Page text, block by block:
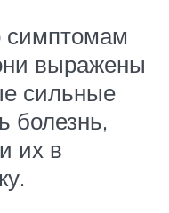
симптомам
выражены
сильные
болезнь,
их в